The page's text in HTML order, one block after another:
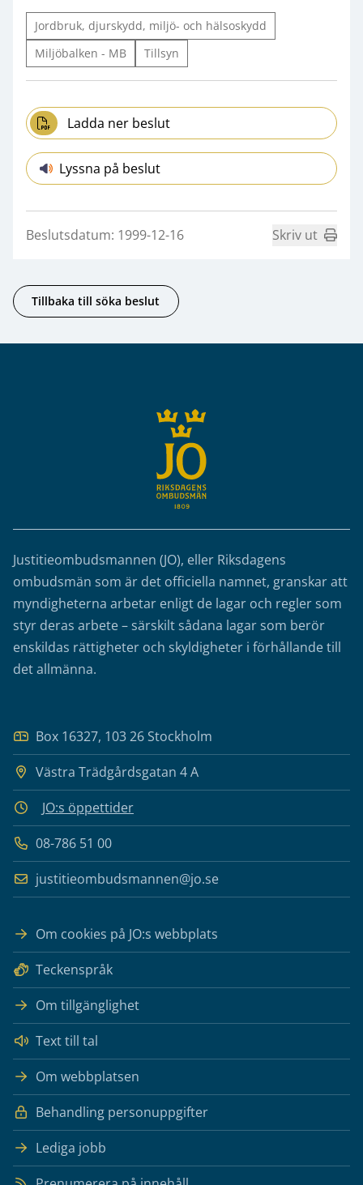
Jordbruk, djurskydd, miljö- och hälsoskydd
Miljöbalken - MB
Tillsyn
Ladda ner beslut
Lyssna på beslut
Beslutsdatum: 1999-12-16 Skriv ut
Tillbaka till söka beslut
Justitieombudsmannen (JO), eller Riksdagens
ombudsmän som är det officiella namnet, granskar att
myndigheterna arbetar enligt de lagar och regler som
styr deras arbete – särskilt sådana lagar som berör
enskildas rättigheter och skyldigheter i förhållande till
det allmänna.
Box 16327, 103 26 Stockholm
Västra Trädgårdsgatan 4 A
JO:s öppettider
08-786 51 00
justitieombudsmannen@jo.se
Om cookies på JO:s webbplats
Teckenspråk
Om tillgänglighet
Text till tal
Om webbplatsen
Behandling personuppgifter
Lediga jobb